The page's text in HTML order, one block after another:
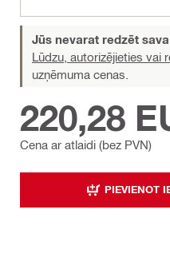
Jūs nevarat redzēt
Lūdzu, autorizējieties vai
uzņēmuma cenas.
Cena ar atlaidi (bez PVN)
220,28
PIEVIENOT